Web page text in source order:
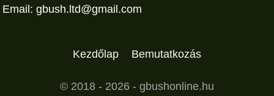
Email:gbush.ltd@gmail.com
Kezdőlap Bemutatkozás
© 2018 - 2026 - gbushonline.hu